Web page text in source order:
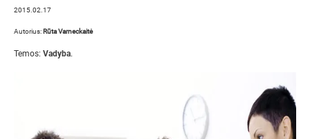
2015.02.17
Autorius: Rūta Varneckaitė
Temos: Vadyba.